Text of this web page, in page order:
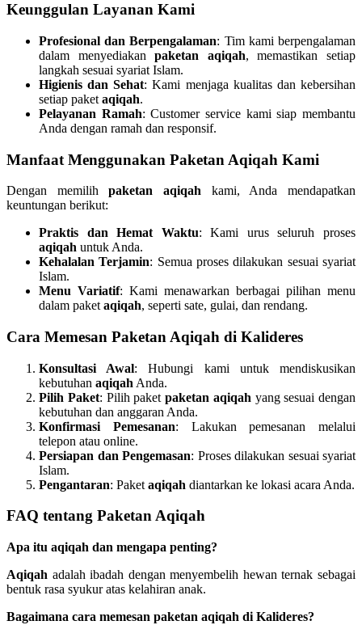
Keunggulan Layanan Kami
Profesional dan Berpengalaman: Tim kami berpengalaman
dalam menyediakanpaketan aqiqah, memastikan setiap
langkah sesuai syariat Islam.
Higienis dan Sehat: Kami menjaga kualitas dan kebersihan
setiap paket aqiqah.
Pelayanan Ramah: Customer service kami siap membantu
Anda dengan ramah dan responsif.
Manfaat Menggunakan Paketan Aqiqah Kami
Dengan memilihpaketan aqiqah kami, Anda mendapatkan
keuntungan berikut:
Praktis dan Hemat Waktu: Kami urus seluruh proses
aqiqah untuk Anda.
Kehalalan Terjamin: Semua proses dilakukan sesuai syariat
Islam.
Menu Variatif: Kami menawarkan berbagai pilihan menu
dalam paket aqiqah, seperti sate, gulai, dan rendang.
Cara Memesan Paketan Aqiqah di Kalideres
Konsultasi Awal: Hubungi kami untuk mendiskusikan
kebutuhan aqiqah Anda.
Pilih Paket: Pilih paket paketan aqiqah yang sesuai dengan
kebutuhan dan anggaran Anda.
Konfirmasi Pemesanan: Lakukan pemesanan melalui
telepon atau online.
Persiapan dan Pengemasan: Proses dilakukan sesuai syariat
Islam.
Pengantaran: Paket aqiqah diantarkan ke lokasi acara Anda.
FAQ tentang Paketan Aqiqah
Apa itu aqiqah dan mengapa penting?
Aqiqah adalah ibadah dengan menyembelih hewan ternak sebagai
bentuk rasa syukur atas kelahiran anak.
Bagaimana cara memesan paketan aqiqah di Kalideres?